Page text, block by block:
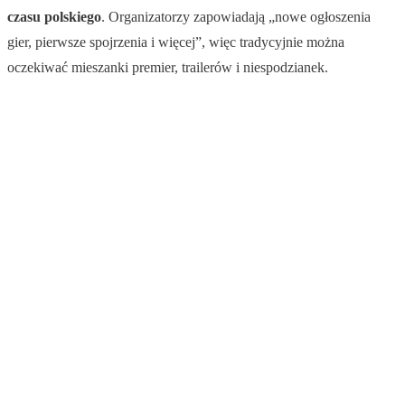
czasu polskiego. Organizatorzy zapowiadają „nowe ogłoszenia
gier, pierwsze spojrzenia i więcej”, więc tradycyjnie można
oczekiwać mieszanki premier, trailerów i niespodzianek.